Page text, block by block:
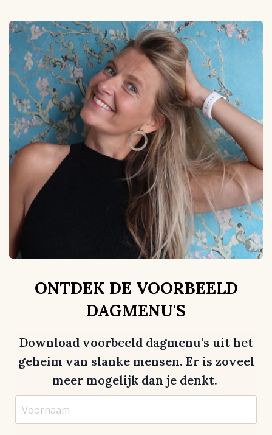
ONTDEK DE VOORBEELD
DAGMENU'S
Download voorbeeld dagmenu's uit het
geheim van slanke mensen. Er is zoveel
meer mogelijk dan je denkt.